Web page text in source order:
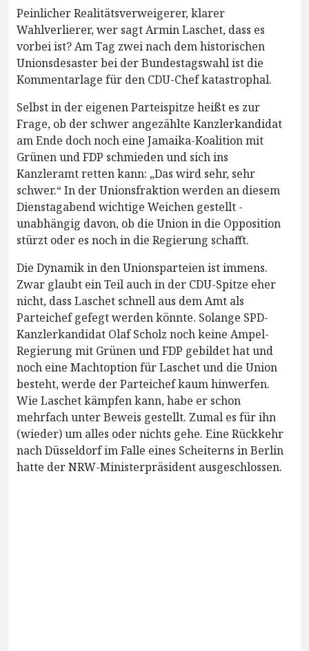
Peinlicher Realitätsverweigerer, klarer
Wahlverlierer, wer sagt Armin Laschet, dass es
vorbei ist? Am Tag zwei nach dem historischen
Unionsdesaster bei der Bundestagswahl ist die
Kommentarlage für den CDU-Chef katastrophal.
Selbst in der eigenen Parteispitze heißt es zur
Frage, ob der schwer angezählte Kanzlerkandidat
am Ende doch noch eine Jamaika-Koalition mit
Grünen und FDP schmieden und sich ins
Kanzleramt retten kann: „Das wird sehr, sehr
schwer.“ In der Unionsfraktion werden an diesem
Dienstagabend wichtige Weichen gestellt -
unabhängig davon, ob die Union in die Opposition
stürzt oder es noch in die Regierung schafft.
Die Dynamik in den Unionsparteien ist immens.
Zwar glaubt ein Teil auch in der CDU-Spitze eher
nicht, dass Laschet schnell aus dem Amt als
Parteichef gefegt werden könnte. Solange SPD-
Kanzlerkandidat Olaf Scholz noch keine Ampel-
Regierung mit Grünen und FDP gebildet hat und
noch eine Machtoption für Laschet und die Union
besteht, werde der Parteichef kaum hinwerfen.
Wie Laschet kämpfen kann, habe er schon
mehrfach unter Beweis gestellt. Zumal es für ihn
(wieder) um alles oder nichts gehe. Eine Rückkehr
nach Düsseldorf im Falle eines Scheiterns in Berlin
hatte der NRW-Ministerpräsident ausgeschlossen.